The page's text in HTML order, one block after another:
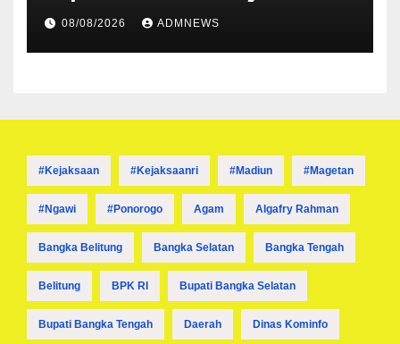
dugaan insiden pemukulan
yang diduga melibatkan
seorang oknum perwira Polri
08/08/2026 ADMNEWS
#kejaksaan #kejaksaanri #madiun #magetan
#ngawi #ponorogo Agam Algafry Rahman
Bangka Belitung Bangka Selatan Bangka Tengah
Belitung BPK RI Bupati Bangka Selatan
Bupati Bangka Tengah Daerah Dinas Kominfo